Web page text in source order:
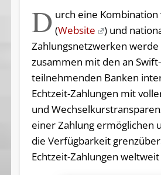
D urch eine Kombination
(Website
) und
Zahlungsnetzwerken werde
zusammen mit den an Swift-
teilnehmenden Banken
Echtzeit-Zahlungen mit
und
einer Zahlung ermöglichen
die Verfügbarkeit
Echtzeit-Zahlungen